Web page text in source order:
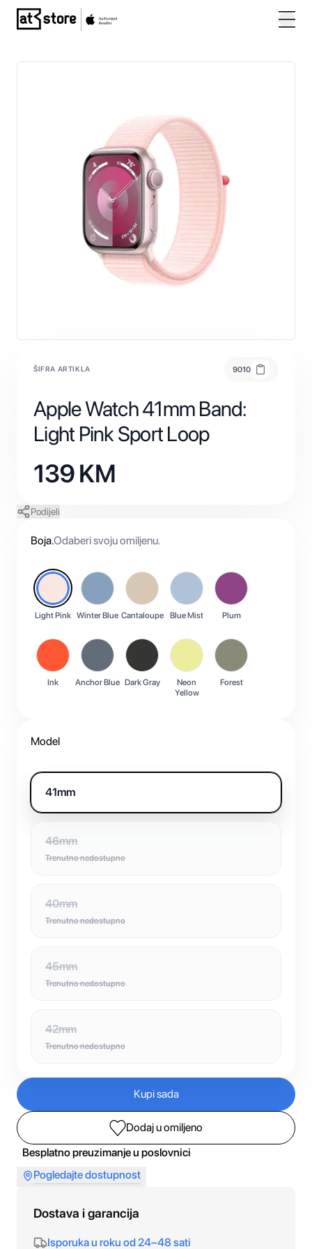
Posjetite početnu stranicu AT Store
ŠIFRA ARTIKLA 9010
Apple Watch 41mm Band:
Light Pink Sport Loop
139KM
Podijeli
Boja.Odaberi svoju omiljenu.
Light Pink Winter Blue Cantaloupe Blue Mist Plum
Ink Anchor Blue Dark Gray
Neon
Yellow
Forest
Model
41mm
46mm
Trenutno nedostupno
40mm
Trenutno nedostupno
45mm
Trenutno nedostupno
42mm
Trenutno nedostupno
Kupi sada
Dodaj u omiljeno
Besplatno preuzimanje u poslovnici
Pogledajte dostupnost
Dostava i garancija
Isporuka u roku od 24–48 sati